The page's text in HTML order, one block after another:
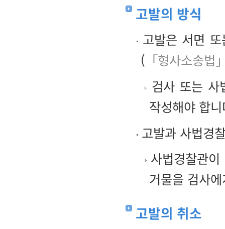
고발의 방식
고발은 서면
( 「형사소송법
검사 또는 사
작성해야 합
고발과 사법경
사법경찰관
거물을 검사
고발의 취소